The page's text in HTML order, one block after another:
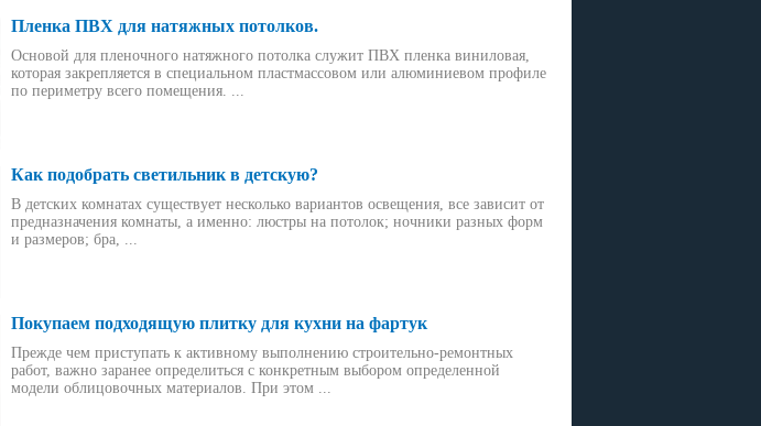
Пленка ПВХ для натяжных потолков.
Основой для пленочного натяжного потолка служит ПВХ пленка виниловая,
которая закрепляется в специальном пластмассовом или алюминиевом профиле
по периметру всего помещения. ...
Как подобрать светильник в детскую?
В детских комнатах существует несколько вариантов освещения, все зависит от
предназначения комнаты, а именно: люстры на потолок; ночники разных форм
и размеров; бра, ...
Покупаем подходящую плитку для кухни на фартук
Прежде чем приступать к активному выполнению строительно-ремонтных
работ, важно заранее определиться с конкретным выбором определенной
модели облицовочных материалов. При этом ...